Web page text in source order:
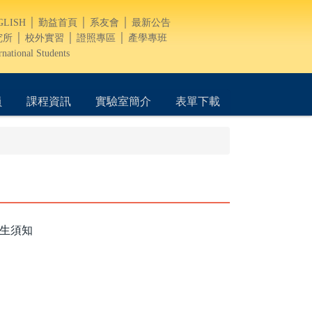
勤益首頁 系友會
最新公告
所
校外實習 證照專區
產學專班
Students
課程資訊 實驗室簡介 表單下載
須知